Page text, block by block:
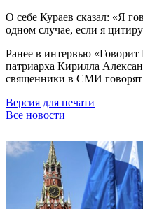
О себе Кураев сказал: «Я
одном случае, если я
Ранее в интервью
патриарха Кирилла
священники в СМИ говорят
Версия для печати
Все новости